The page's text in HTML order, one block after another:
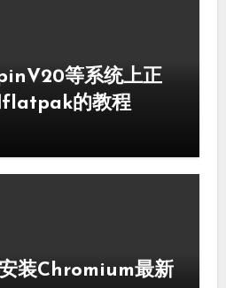
等系统上正
flatpak的教程
装Chromium最新